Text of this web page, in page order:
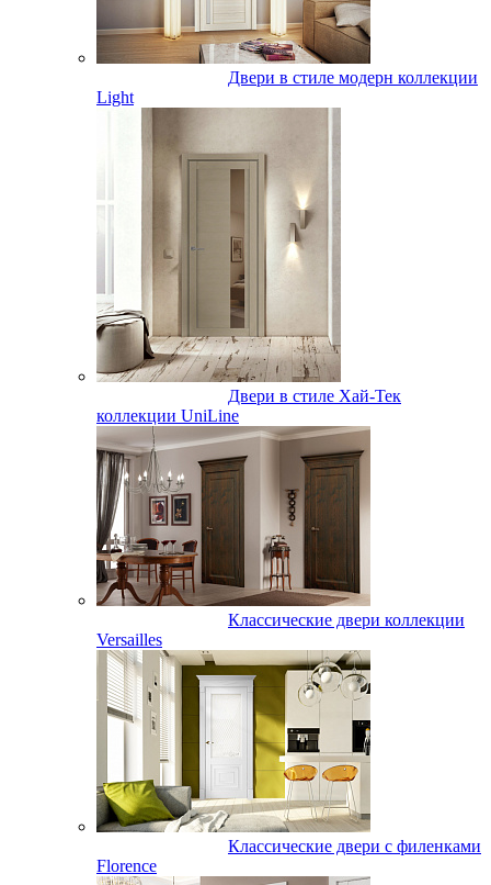
Двери в стиле модерн коллекции
Light
Двери в стиле Хай-Тек
коллекции UniLine
Классические двери коллекции
Versailles
Классические двери с филенками
Florence